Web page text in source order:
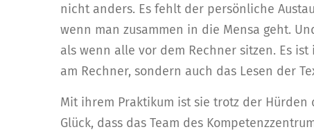
nicht anders. Es fehlt der persönliche
wenn man zusammen in die Mensa geht.
als wenn alle vor dem Rechner sitzen. Es
am Rechner, sondern auch das Lesen der
Mit ihrem Praktikum ist sie trotz der
Glück, dass das Team des